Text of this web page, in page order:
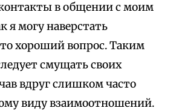
в общении с моим
я могу наверстать
хороший вопрос. Таким
смущать своих
вдруг слишком часто
виду взаимоотношений.